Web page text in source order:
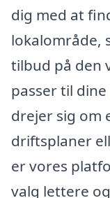
dig med at
lokalområde,
tilbud på den
passer til
drejer sig om
driftsplaner
er vores
valg lettere